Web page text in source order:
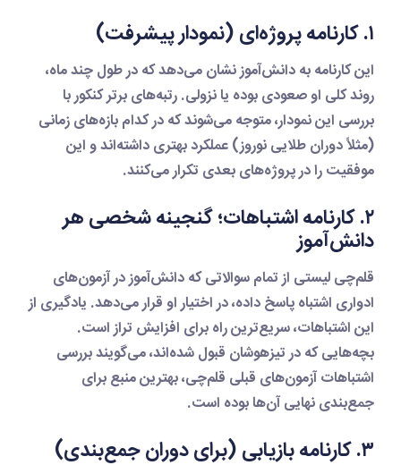
این کارنامه به دانش‌آموز نشان می‌دهد که در طول چند ماه،
روند کلی او صعودی بوده یا نزولی. رتبه‌های برتر کنکور با
بررسی این نمودار، متوجه می‌شوند که در کدام بازه‌های زمانی
(مثلاً دوران طلایی نوروز) عملکرد بهتری داشته‌اند و این
موفقیت را در پروژه‌های بعدی تکرار می‌کنند.
۲. کارنامه اشتباهات؛ گنجینه شخصی هر
دانش‌آموز
قلم‌چی لیستی از تمام سوالاتی که دانش‌آموز در آزمون‌های
ادواری اشتباه پاسخ داده، در اختیار او قرار می‌دهد. یادگیری از
این اشتباهات، سریع‌ترین راه برای افزایش تراز است.
بچه‌هایی که در تیزهوشان قبول شده‌اند، می‌گویند بررسی
اشتباهات آزمون‌های قبلی قلم‌چی، بهترین منبع برای
جمع‌بندی نهایی آن‌ها بوده است.